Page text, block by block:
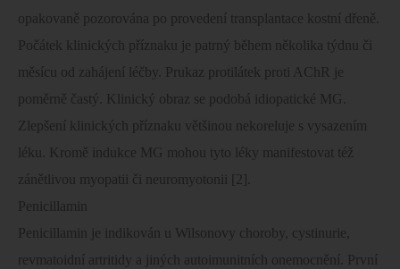
opakovaně pozorována po provedení transplantace kostní dřeně.
Počátek klinických příznaku je patrný během několika týdnu či
měsícu od zahájení léčby. Prukaz protilátek proti AChR je
poměrně častý. Klinický obraz se podobá idiopatické MG.
Zlepšení klinických příznaku většinou nekoreluje s vysazením
léku. Kromě indukce MG mohou tyto léky manifestovat též
zánětlivou myopatii či neuromyotonii [2].
Penicillamin
Penicillamin je indikován u Wilsonovy choroby, cystinurie,
revmatoidní artritidy a jiných autoimunitních onemocnění. První